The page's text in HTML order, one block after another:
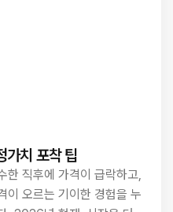
치 포착 팁
한 직후에 가격이 급락하고,
이 오르는 기이한 경험을 누